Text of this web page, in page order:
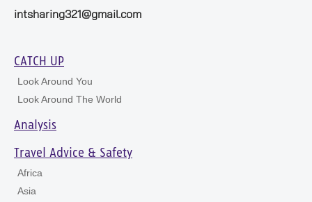
intsharing321@gmail.com
CATCH UP
Look Around You
Look Around The World
Analysis
Travel Advice & Safety
Africa
Asia